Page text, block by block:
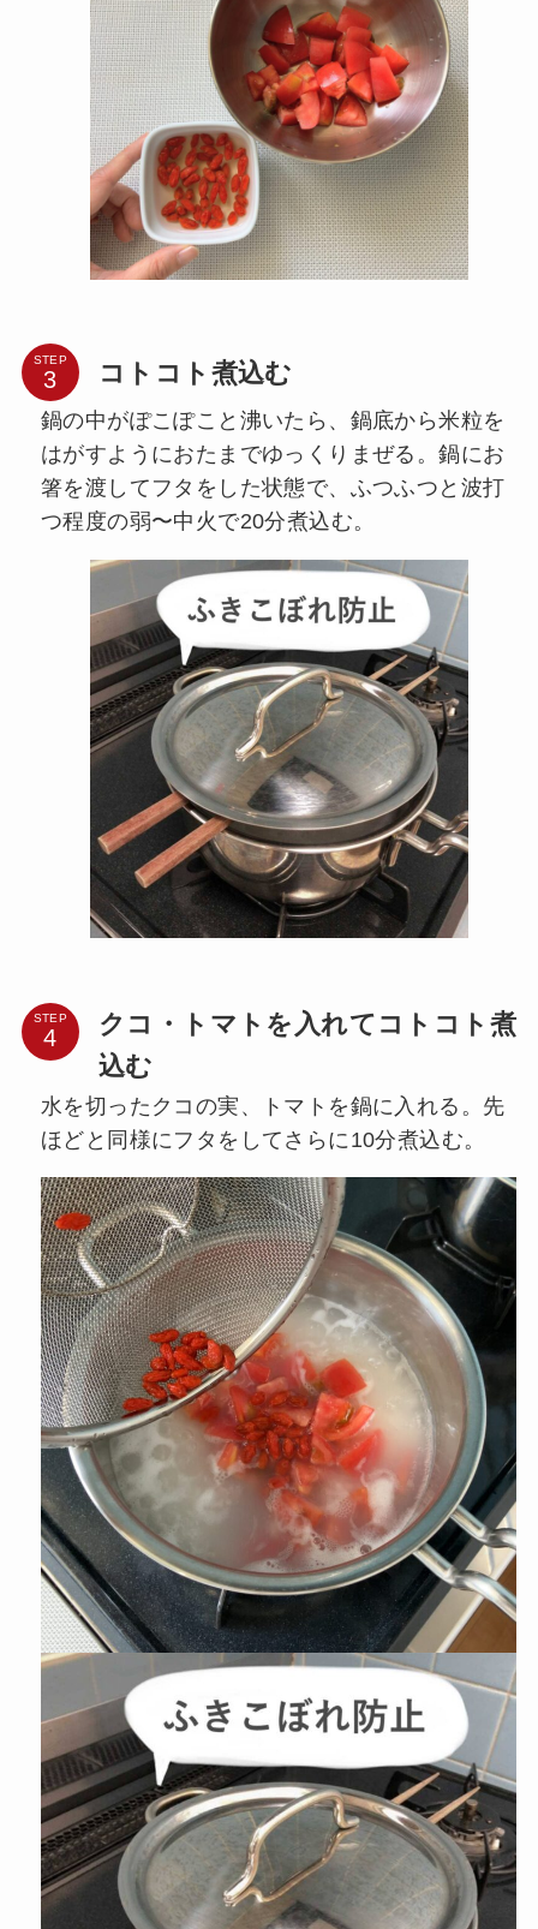
STEP コトコト煮込む
鍋の中がぽこぽこと沸いたら、鍋底から米粒を
はがすようにおたまでゆっくりまぜる。鍋にお
箸を渡してフタをした状態で、ふつふつと波打
つ程度の弱〜中火で20分煮込む。
STEP
クコ・トマトを入れてコトコト煮
込む
水を切ったクコの実、トマトを鍋に入れる。先
ほどと同様にフタをしてさらに10分煮込む。